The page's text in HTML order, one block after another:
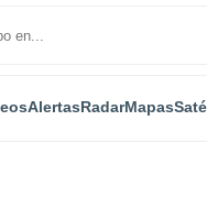
AlertasRadarMapas